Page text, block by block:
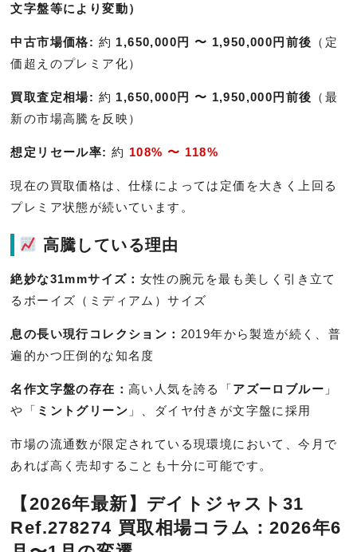
文字盤等により変動）
中古市場価格: 約 1,650,000円 〜 1,950,000円前後 （定
価超えのプレミア化）
買取査定相場: 約 1,650,000円 〜 1,950,000円前後 （最
新の市場高騰を反映）
想定リセール率: 約 108% 〜 118%
現在の買取価格は、仕様によっては定価を大きく上回る
プレミア状態が続いています。
高騰している理由
絶妙な31mmサイズ： 女性の腕元を最も美しく引き立て
るボーイズ（ミディアム）サイズ
息の長い現行コレクション： 2019年から製造が続く、普
遍的かつ圧倒的な知名度
名作文字盤の存在：高い人気を誇る「アズーロブルー 」
や「 ミントグリーン 」、ダイヤ付きが文字盤に採用
市場の流通数が限定されている現環境において、今月で
あれば高く売却することも十分に可能です。
【2026年最新】デイトジャスト31
Ref.278274 買取相場コラム：2026年6